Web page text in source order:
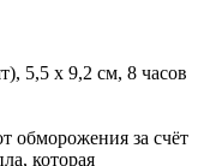
5,5 x 9,2 см, 8 часов
обморожения за счёт
которая